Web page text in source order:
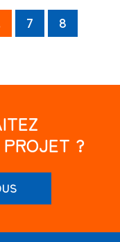
7
8
?